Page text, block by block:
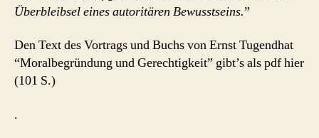
Überbleibsel eines autoritären Bewusstseins.”
Den Text des Vortrags und Buchs von Ernst Tugendhat
“Moralbegründung und Gerechtigkeit” gibt’s als pdf hier
(101 S.)
.